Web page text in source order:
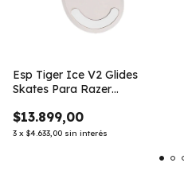
Esp Tiger Ice V2 Glides
Skates Para Razer
$13.899,00
3 x $4.633,00 sin interés